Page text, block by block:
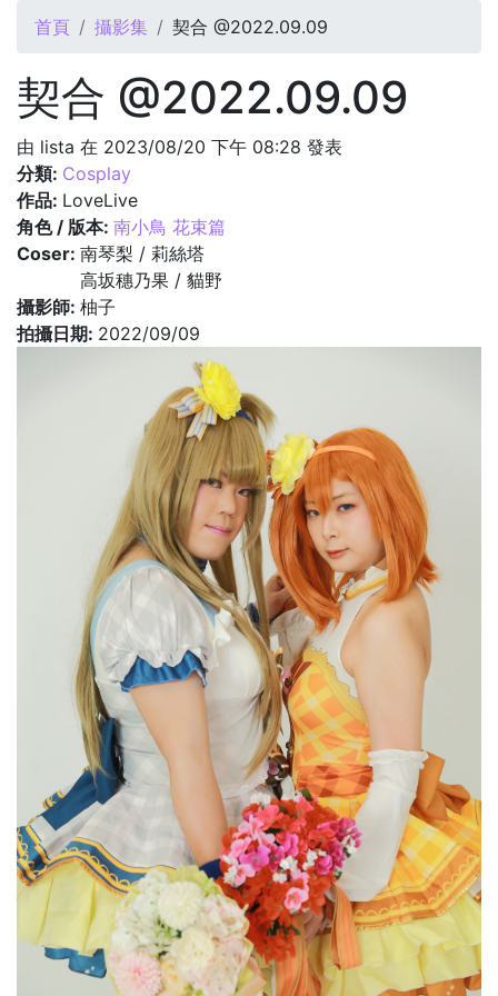
您在這裡
首頁 攝影集 契合 @2022.09.09
契合 @2022.09.09
由 lista 在 2023/08/20 下午 08:28 發表
分類: Cosplay
作品: LoveLive
角色 / 版本: 南小鳥 花束篇
Coser: 南琴梨 / 莉絲塔
高坂穗乃果 / 貓野
攝影師: 柚子
拍攝日期: 2022/09/09